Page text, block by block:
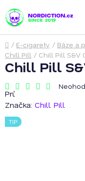
na
obsah
Domů
/ E-cigarety / Báze a
Chill Pill / Chill Pill S&V
Chill Pill
Průměrné
hodnocení
produktu
je
0,0
Značka: Chill Pill
TIP